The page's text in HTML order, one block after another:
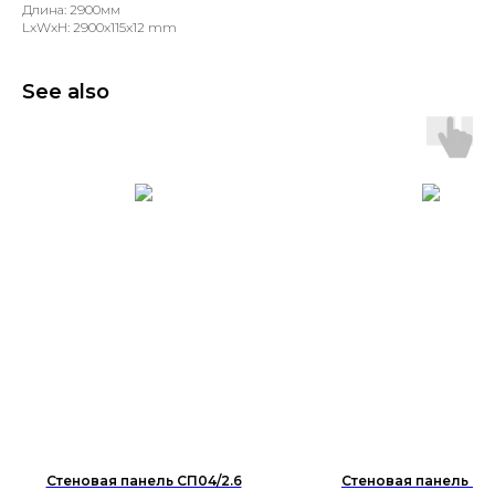
Длина: 2900мм
LxWxH: 2900x115x12 mm
See also
Стеновая панель СП04/2.6
Стеновая панель